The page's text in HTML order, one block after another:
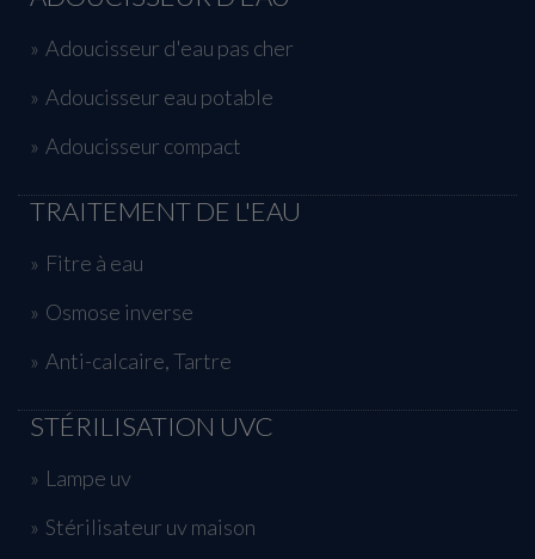
Adoucisseur d'eau pas cher
Adoucisseur eau potable
Adoucisseur compact
TRAITEMENT DE L'EAU
Fitre à eau
Osmose inverse
Anti-calcaire, Tartre
STÉRILISATION UVC
Lampe uv
Stérilisateur uv maison